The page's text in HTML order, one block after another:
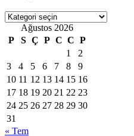
Kategoriler
Ağustos 2026
P
S Ç P C C P
1
2
3
4 5 6 7 8
9
10 11 12 13 14 15 16
17 18 19 20 21 22 23
24 25 26 27 28 29 30
31
« Tem